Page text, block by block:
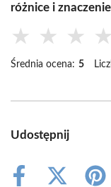
różnice i znaczenie
★ ★ ★ ★
Średnia ocena: 5
Udostępnij
Share
Share